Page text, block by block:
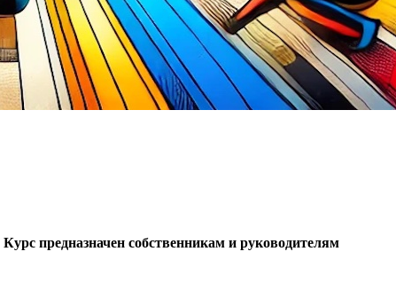
предназначен собственникам и руководителям